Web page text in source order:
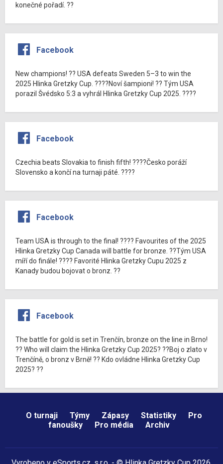
konečné pořadí. ??
Facebook
New champions! ?? USA defeats Sweden 5–3 to win the
2025 Hlinka Gretzky Cup. ????Noví šampioni! ?? Tým USA
porazil Švédsko 5:3 a vyhrál Hlinka Gretzky Cup 2025. ????
Facebook
Czechia beats Slovakia to finish fifth! ????Česko poráží
Slovensko a končí na turnaji páté. ????
Facebook
Team USA is through to the final! ???? Favourites of the 2025
Hlinka Gretzky Cup Canada will battle for bronze. ??Tým USA
míří do finále! ???? Favorité Hlinka Gretzky Cupu 2025 z
Kanady budou bojovat o bronz. ??
Facebook
The battle for gold is set in Trenčín, bronze on the line in Brno!
?? Who will claim the Hlinka Gretzky Cup 2025? ??Boj o zlato v
Trenčíně, o bronz v Brně! ?? Kdo ovládne Hlinka Gretzky Cup
2025? ??
O turnaji Týmy Zápasy Statistiky
Pro
fanoušky
Pro média Archiv